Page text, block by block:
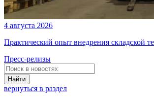
4 августа 2026
Практический опыт внедрения складской
Пресс-релизы
Найти
вернуться в раздел